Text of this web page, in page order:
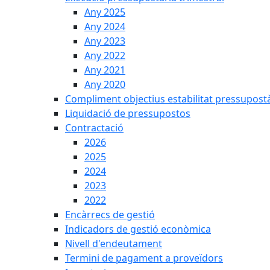
Any 2025
Any 2024
Any 2023
Any 2022
Any 2021
Any 2020
Compliment objectius estabilitat
Liquidació de pressupostos
Contractació
2026
2025
2024
2023
2022
Encàrrecs de gestió
Indicadors de gestió econòmica
Nivell d'endeutament
Termini de pagament a proveïdors